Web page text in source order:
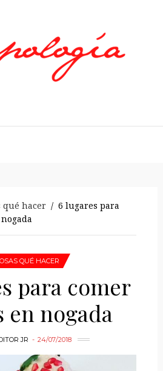
qué hacer / 6 lugares para
QUÉ HACER
para comer
en nogada
JR 24/07/2018